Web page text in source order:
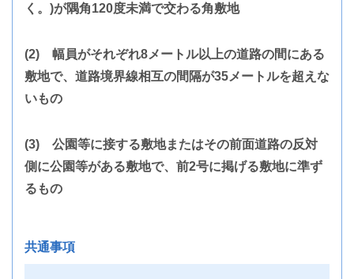
く。)が隅角120度未満で交わる角敷地
(2) 幅員がそれぞれ8メートル以上の道路の間にある
敷地で、道路境界線相互の間隔が35メートルを超えな
いもの
(3) 公園等に接する敷地またはその前面道路の反対
側に公園等がある敷地で、前2号に掲げる敷地に準ず
るもの
共通事項